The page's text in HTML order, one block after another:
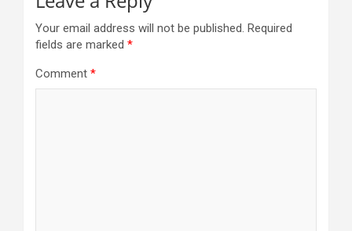
Your email address will not be published. Required
fields are marked *
Comment *